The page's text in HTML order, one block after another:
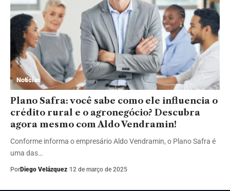
Notícias
Plano Safra: você sabe como ele influencia o
crédito rural e o agronegócio? Descubra
agora mesmo com Aldo Vendramin!
Conforme informa o empresário Aldo Vendramin, o Plano Safra é
uma das…
PorDiego Velázquez 12 de março de 2025